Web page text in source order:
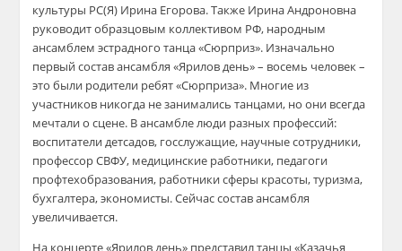
культуры РС(Я) Ирина Егорова. Также Ирина Андроновна
руководит образцовым коллективом РФ, народным
ансамблем эстрадного танца «Сюрприз». Изначально
первый состав ансамбля «Ярилов день» – восемь человек –
это были родители ребят «Сюрприза». Многие из
участников никогда не занимались танцами, но они всегда
мечтали о сцене. В ансамбле люди разных профессий:
воспитатели детсадов, госслужащие, научные сотрудники,
профессор СВФУ, медицинские работники, педагоги
профтехобразования, работники сферы красоты, туризма,
бухгалтера, экономисты. Сейчас состав ансамбля
увеличивается.
На концерте «Ярилов день» представил танцы «Казачья